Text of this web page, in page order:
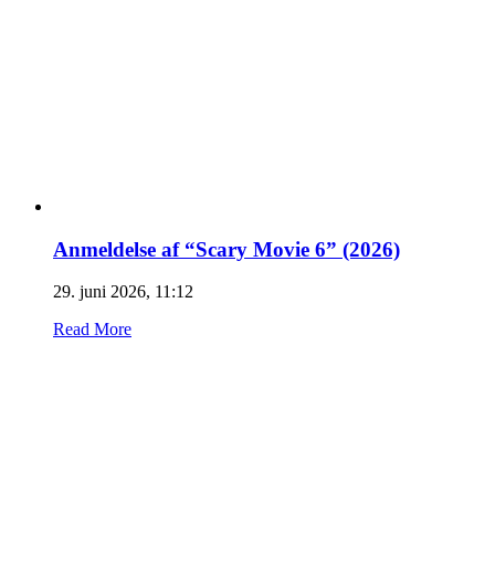
Anmeldelse af “Scary Movie 6” (2026)
29. juni 2026, 11:12
Read More